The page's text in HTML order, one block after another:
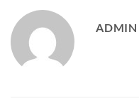
ADMIN